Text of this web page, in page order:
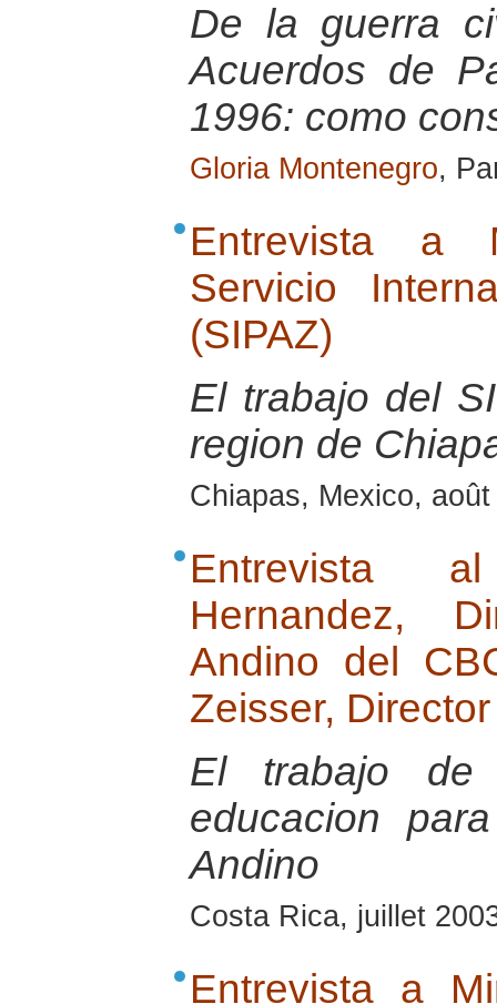
De la guerra
Acuerdos de
1996: como
Gloria Montenegro,
Entrevista a
Servicio
(SIPAZ)
El trabajo del
region de
Chiapas, Mexico,
Entrevista
Hernandez,
Andino del
Zeisser,
El trabajo de
educacion
Andino
Costa Rica, juillet
Entrevista a